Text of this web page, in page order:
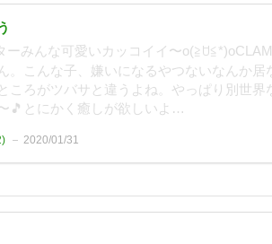
みんな可愛いカッコイイ〜
。こんな子、嫌いになるやつないなんか居
ころがツバサと違うよね。やっぱり別世界
🎵とにかく癒しが欲しいよ…
) 2020/01/31